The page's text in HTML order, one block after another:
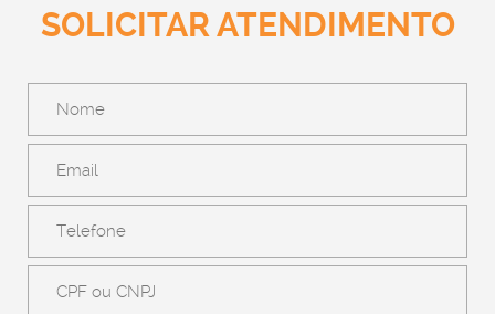
SOLICITAR ATENDIMENTO